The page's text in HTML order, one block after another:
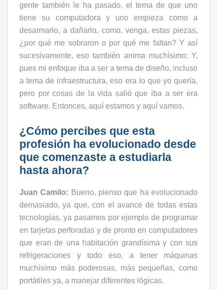
gente también le ha pasado, el tema de que uno
tiene su computadora y uno empieza como a
desarmarlo, a dañarlo, como, venga, estas piezas,
¿por qué me sobraron o por qué me faltan? Y así
sucesivamente, eso también anima muchísimo; Y,
pues mi enfoque iba a ser a tema de diseño, incluso
a tema de infraestructura, eso era lo que yo quería,
pero por cosas de la vida salió que iba a ser era
software. Entonces, aquí estamos y aquí vamos.
¿Cómo percibes que esta
profesión ha evolucionado desde
que comenzaste a estudiarla
hasta ahora?
Juan Camilo: Bueno, pienso que ha evolucionado
demasiado, ya que, con el avance de todas estas
tecnologías, ya pasamos por ejemplo de programar
en tarjetas perforadas y de pronto en computadores
que eran de una habitación grandísima y con sus
refrigeraciones y todo eso, a tener máquinas
muchísimo más poderosas, más pequeñas, como
portátiles ya, a manejar diferentes lógicas.